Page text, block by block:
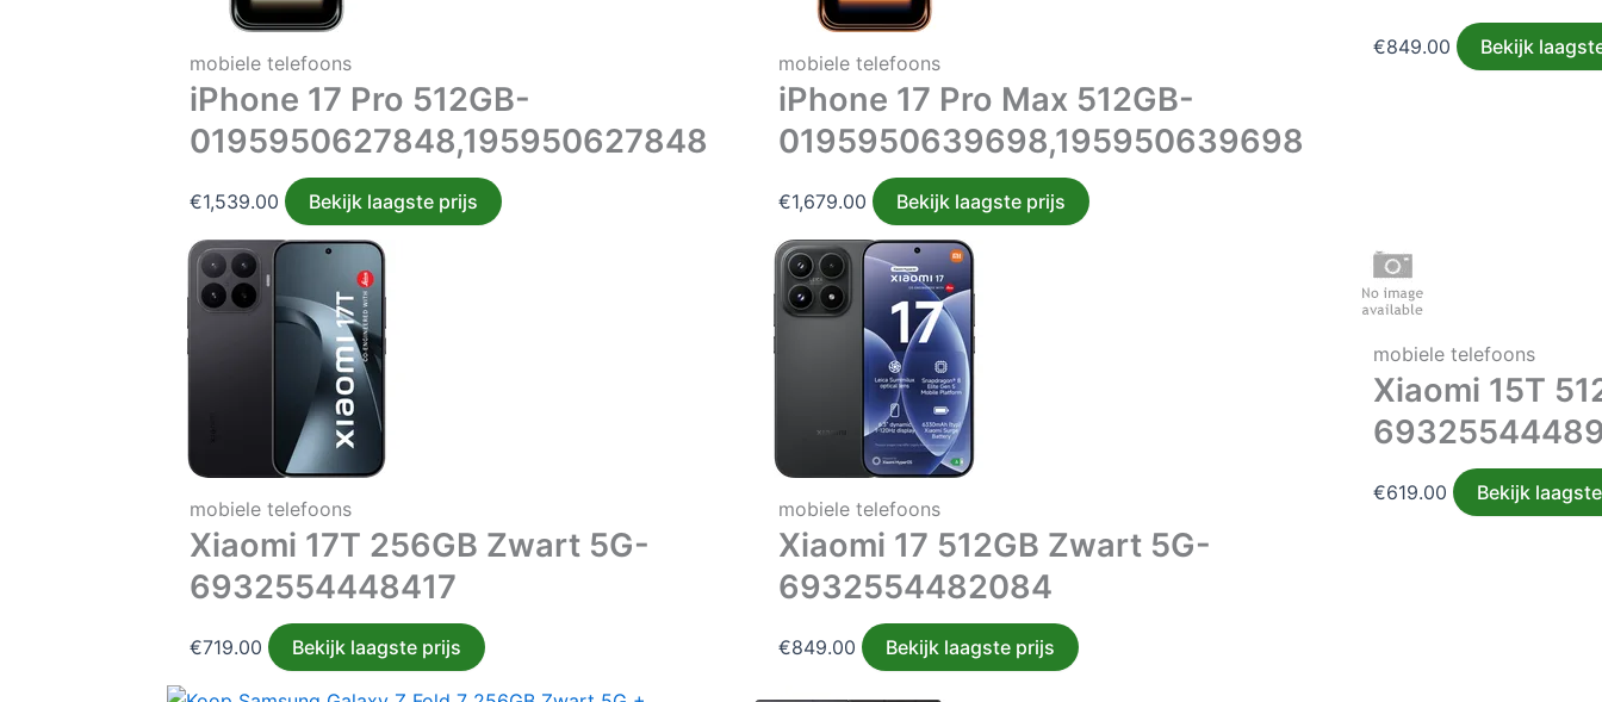
mobiele telefoons
iPhone 17 Pro 512GB-
0195950627848,195950627848
€1,539.00 Bekijk laagste prijs
mobiele telefoons
iPhone 17 Pro Max 512GB-
0195950639698,195950639698
€1,679.00 Bekijk laagste prijs
€849.00 Bekijk
mobiele telefoons
Xiaomi 17T 256GB Zwart 5G-
6932554448417
€719.00 Bekijk laagste prijs
mobiele telefoons
Xiaomi 17 512GB Zwart 5G-
6932554482084
€849.00 Bekijk laagste prijs
mobiele telefoons
Xiaomi 15T
€619.00 Bekijk